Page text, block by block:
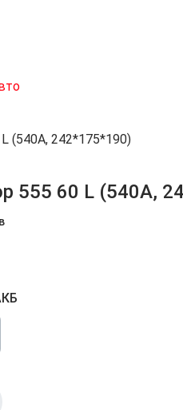
(540A, 242*175*190)
555 60 L (540A,